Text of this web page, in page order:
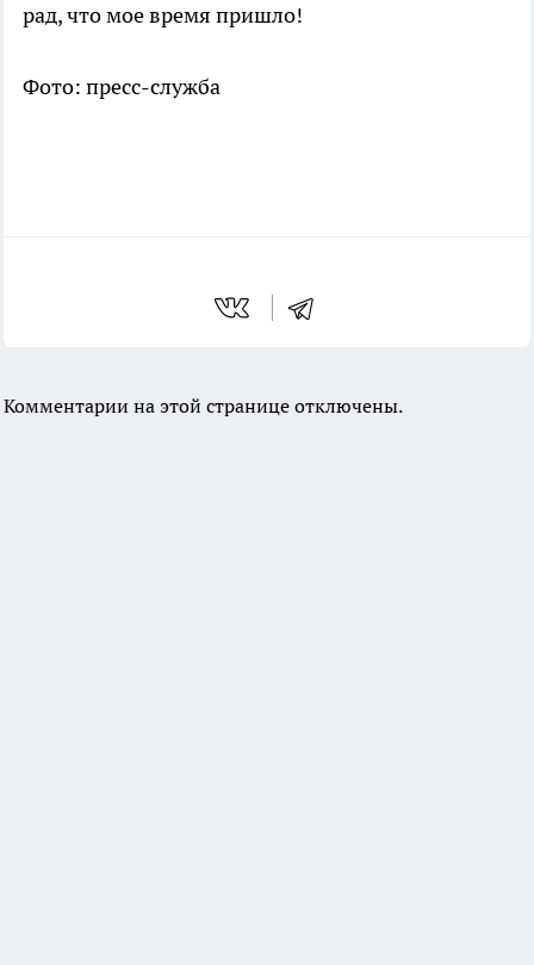
рад, что мое время пришло!
Фото: пресс-служба
Комментарии на этой странице отключены.